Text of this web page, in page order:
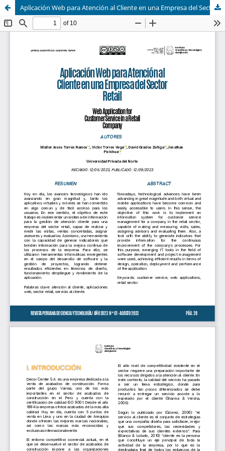
Aplicación Web para Atención al Cliente en una Empresa del Sector Retail